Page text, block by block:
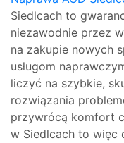
Siedlcach to
niezawodnie przez
na zakupie nowych
usługom
liczyć na szybkie,
rozwiązania
przywrócą komfort
w Siedlcach to więc